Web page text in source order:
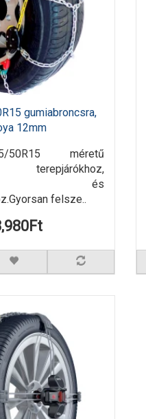
gumiabroncsra,
12mm
50R15 méretű
terepjárókhoz,
és
felsze..